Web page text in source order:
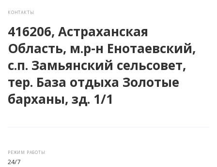
КОНТАКТЫ
416206, Астраханская
Область, м.р-н Енотаевский,
с.п. Замьянский сельсовет,
тер. База отдыха Золотые
барханы, зд. 1/1
РЕЖИМ РАБОТЫ
24/7